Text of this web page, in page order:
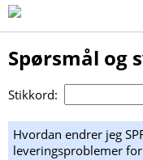
Spørsmål og
Stikkord:
Hvordan endrer jeg
leveringsproblemer